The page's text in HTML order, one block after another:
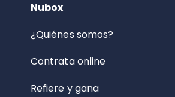
Nubox
¿Quiénes somos?
Contrata online
Refiere y gana